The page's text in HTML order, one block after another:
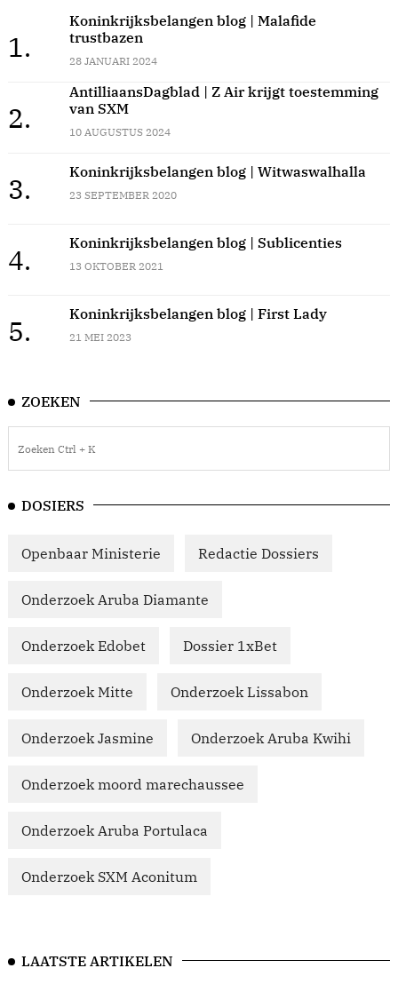
1.
Koninkrijksbelangen blog | Malafide
trustbazen
28 JANUARI 2024
2.
AntilliaansDagblad | Z Air krijgt toestemming
van SXM
10 AUGUSTUS 2024
3.
Koninkrijksbelangen blog | Witwaswalhalla
23 SEPTEMBER 2020
4.
Koninkrijksbelangen blog | Sublicenties
13 OKTOBER 2021
5.
Koninkrijksbelangen blog | First Lady
21 MEI 2023
ZOEKEN
DOSIERS
Openbaar Ministerie Redactie Dossiers
Onderzoek Aruba Diamante
Onderzoek Edobet Dossier 1xBet
Onderzoek Mitte Onderzoek Lissabon
Onderzoek Jasmine Onderzoek Aruba Kwihi
Onderzoek moord marechaussee
Onderzoek Aruba Portulaca
Onderzoek SXM Aconitum
LAATSTE ARTIKELEN